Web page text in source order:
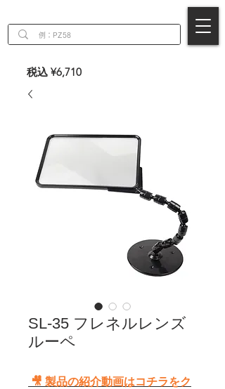
税込 ¥6,710
SL-35 フレネルレンズ
ルーペ
🎥 製品の紹介動画はコチラをク